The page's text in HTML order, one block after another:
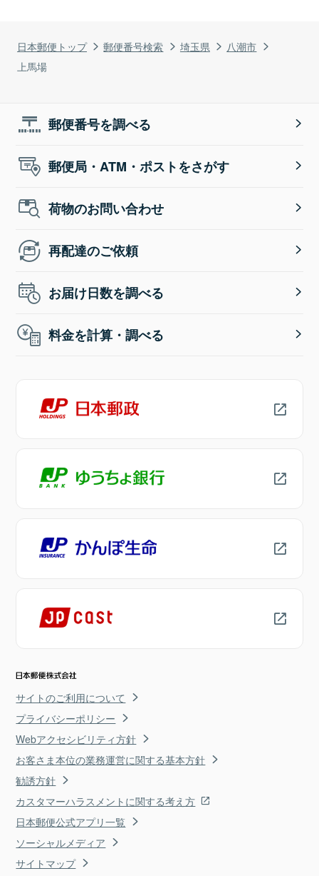
日本郵便トップ 郵便番号検索 埼玉県
八潮市
上馬場
郵便番号を調べる
郵便局・ATM・ポストをさがす
荷物のお問い合わせ
再配達のご依頼
お届け日数を調べる
料金を計算・調べる
サイトのご利用について
プライバシーポリシー
Webアクセシビリティ方針
お客さま本位の業務運営に関する基本方針
勧誘方針
カスタマーハラスメントに関する考え方
日本郵便公式アプリ一覧
ソーシャルメディア
サイトマップ